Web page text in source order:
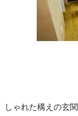
しゃれた構えの玄